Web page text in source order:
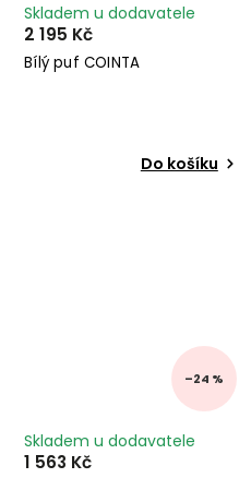
Bílý puf COINTA
Skladem u dodavatele
2 195 Kč
Do košíku
–24 %
Skladem u dodavatele
1 563 Kč